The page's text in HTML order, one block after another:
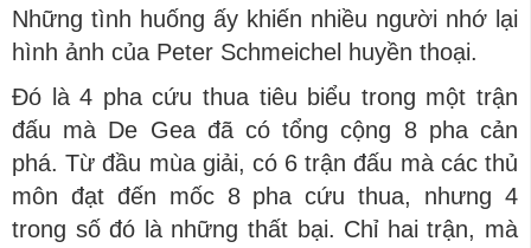
Những tình huống ấy khiến nhiều người nhớ lại
hình ảnh của Peter Schmeichel huyền thoại.
Đó là 4 pha cứu thua tiêu biểu trong một trận
đấu mà De Gea đã có tổng cộng 8 pha cản
phá. Từ đầu mùa giải, có 6 trận đấu mà các thủ
môn đạt đến mốc 8 pha cứu thua, nhưng 4
trong số đó là những thất bại. Chỉ hai trận, mà